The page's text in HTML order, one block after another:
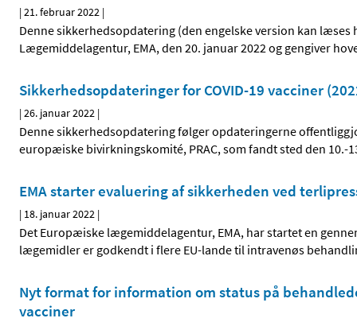
|21. februar 2022 |
Denne sikkerhedsopdatering (den engelske version kan
Lægemiddelagentur, EMA, den 20. januar 2022 og gengiver
Sikkerhedsopdateringer for COVID-19 vacciner
|26. januar 2022 |
Denne sikkerhedsopdatering følger opdateringerne
europæiske bivirkningskomité, PRAC, som fandt sted den
EMA starter evaluering af sikkerheden ved
| 18. januar 2022 |
Det Europæiske lægemiddelagentur, EMA, har startet en
lægemidler er godkendt i flere EU-lande til intravenøs
Nyt format for information om status på
vacciner